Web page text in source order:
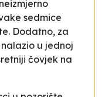
sedmice
Dodatno, za
u jednoj
čovjek na